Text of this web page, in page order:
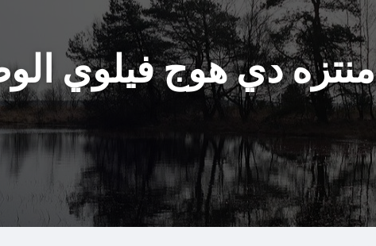
منتزه دي هوج فيلوي